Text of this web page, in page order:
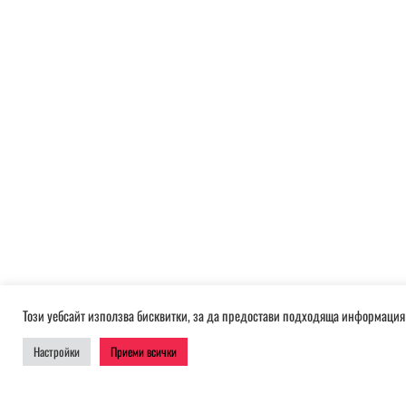
Този уебсайт използва бисквитки, за да предостави подходяща
Настройки Приеми всички